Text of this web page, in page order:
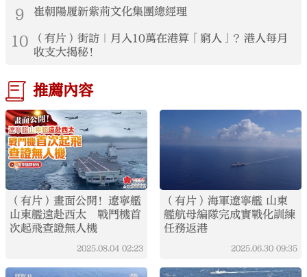
9 崔朝陽履新紫荊文化集團總經理
10
（有片）街訪｜月入10萬在港算「窮人」？港人每月
收支大揭秘！
推薦內容
（有片）畫面公開！遼寧艦
山東艦遠赴西太 戰鬥機首
次起飛查證無人機
2025.08.04 02:23
（有片）海軍遼寧艦 山東
艦航母編隊完成實戰化訓練
任務返港
2025.06.30 09:35